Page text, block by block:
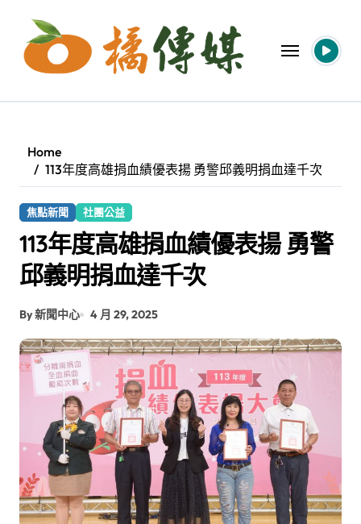
content
Home
113年度高雄捐血績優表揚 勇警邱義明捐血達千次
焦點新聞 社團公益
113年度高雄捐血績優表揚 勇警
邱義明捐血達千次
By 新聞中心 4 月 29, 2025